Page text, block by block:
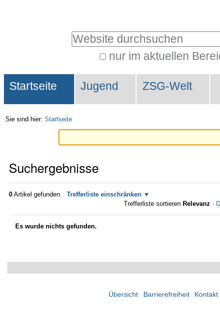
Direkt
zur
Navigation
Website durchsuchen
nur im aktuellen
Suche…
Sektionen
Startseite Jugend ZSG-Welt
Sie sind hier: Startseite
Suchergebnisse
0 Artikel gefunden.
Trefferliste einschränken
Trefferliste sortieren Relevanz ·
Es wurde nichts gefunden.
Übersicht Barrierefreiheit Kontakt